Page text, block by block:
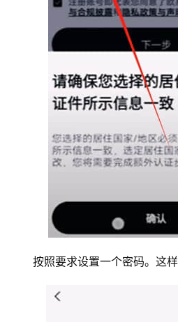
按照要求设置一个密码。这